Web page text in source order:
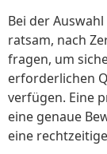
Bei der
ratsam, nach
fragen, um
erforderlichen
verfügen. Eine
eine genaue
eine